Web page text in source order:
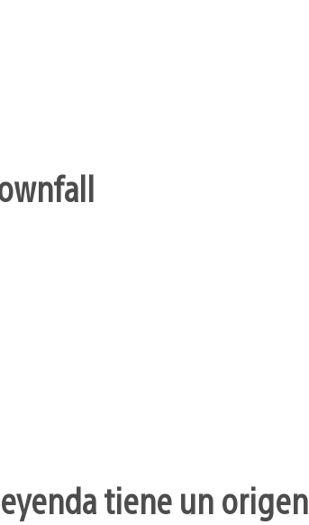
tiene un origen